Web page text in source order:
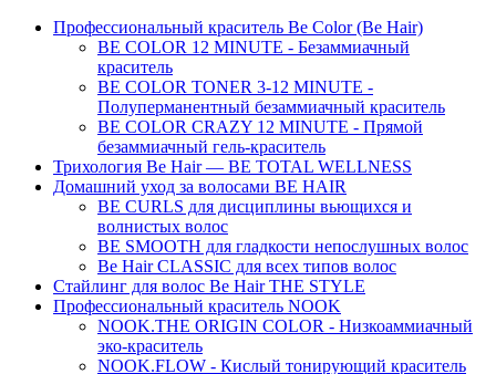
Профессиональный краситель Be Color (Be Hair)
BE COLOR 12 MINUTE - Безаммиачный
краситель
BE COLOR TONER 3-12 MINUTE -
Полуперманентный безаммиачный краситель
BE COLOR CRAZY 12 MINUTE - Прямой
безаммиачный гель-краситель
Трихология Be Hair — BE TOTAL WELLNESS
Домашний уход за волосами BE HAIR
BE CURLS для дисциплины вьющихся и
волнистых волос
BE SMOOTH для гладкости непослушных волос
Be Hair CLASSIC для всех типов волос
Стайлинг для волос Be Hair THE STYLE
Профессиональный краситель NOOK
NOOK.THE ORIGIN COLOR - Низкоаммиачный
эко-краситель
NOOK.FLOW - Кислый тонирующий краситель